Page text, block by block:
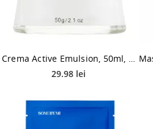
29.98 lei